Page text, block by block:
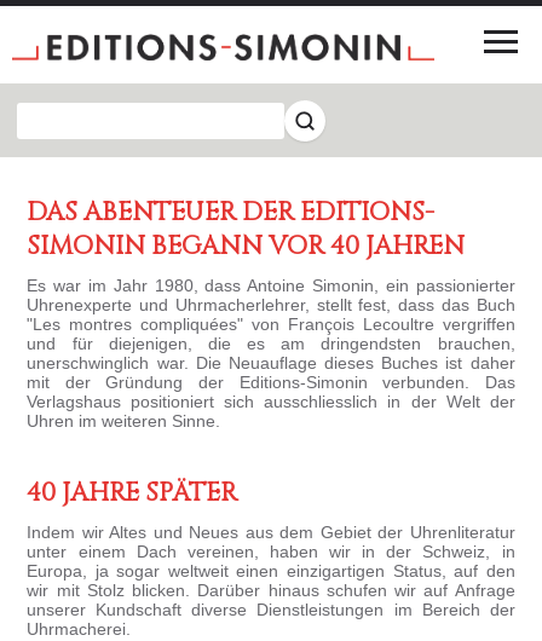
DAS ABENTEUER DER EDITIONS-
SIMONIN BEGANN VOR 40 JAHREN
Es war im Jahr 1980, dass Antoine Simonin, ein passionierter
Uhrenexperte und Uhrmacherlehrer, stellt fest, dass das Buch
"Les montres compliquées" von François Lecoultre vergriffen
und für diejenigen, die es am dringendsten brauchen,
unerschwinglich war. Die Neuauflage dieses Buches ist daher
mit der Gründung der Editions-Simonin verbunden. Das
Verlagshaus positioniert sich ausschliesslich in der Welt der
Uhren im weiteren Sinne.
40 JAHRE SPÄTER
Indem wir Altes und Neues aus dem Gebiet der Uhrenliteratur
unter einem Dach vereinen, haben wir in der Schweiz, in
Europa, ja sogar weltweit einen einzigartigen Status, auf den
wir mit Stolz blicken. Darüber hinaus schufen wir auf Anfrage
unserer Kundschaft diverse Dienstleistungen im Bereich der
Uhrmacherei.